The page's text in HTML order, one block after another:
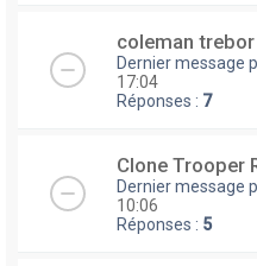
coleman trebor
Dernier message
17:04
Réponses : 7
Clone Trooper
Dernier message
10:06
Réponses : 5